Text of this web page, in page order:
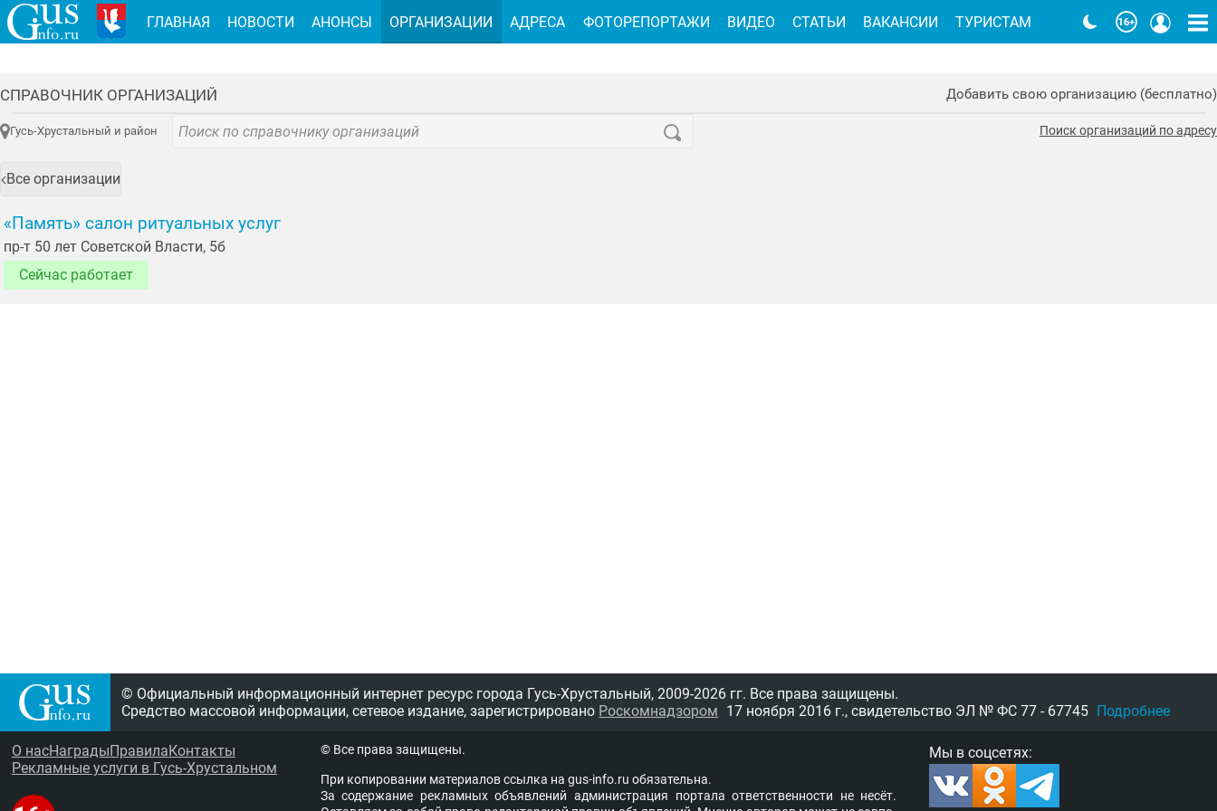
СПРАВОЧНИК ОРГАНИЗАЦИЙ Добавить свою организацию (бесплатно)
Гусь-Хрустальный и район Поиск организаций по адресу
Все организации
«Память» салон ритуальных услуг
пр-т 50 лет Советской Власти, 5б
Сейчас работает
ГЛАВНАЯ НОВОСТИ АНОНСЫ ОРГАНИЗАЦИИ АДРЕСА ФОТОРЕПОРТАЖИ ВИДЕО СТАТЬИ ВАКАНСИИ ТУРИСТАМ
© Официальный информационный интернет ресурс города Гусь-Хрустальный, 2009-2026 гг. Все права защищены.
Средство массовой информации, сетевое издание, зарегистрировано Роскомнадзором 17 ноября 2016 г., свидетельство ЭЛ № ФС 77 - 67745 Подробнее
Мы в соцсетях:
О насНаграды Правила Контакты
Рекламные услуги в Гусь-Хрустальном
© Все права защищены.
При копировании материалов ссыл­ка на gus-info.ru обя­за­тель­на.
За содержание рекламных объявлений администра­ция пор­та­ла от­вет­ствен­но­сти не несёт.